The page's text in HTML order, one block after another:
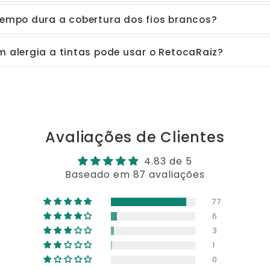
dura a cobertura dos fios brancos?
alergia a tintas pode usar o RetocaRaiz?
Avaliações de Clientes
4.83 de 5
Baseado em 87 avaliações
77
6
3
1
0